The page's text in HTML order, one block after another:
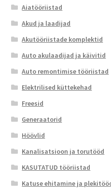
Aiatööriistad
Akud ja laadijad
Akutööriistade komplektid
Auto akulaadijad ja käivitid
Auto remontimise tööriistad
Elektrilised küttekehad
Freesid
Generaatorid
Höövlid
Kanalisatsioon ja torutööd
KASUTATUD tööriistad
Katuse ehitamine ja